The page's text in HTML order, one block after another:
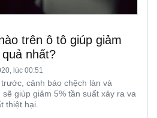
trên ô tô giúp giảm
nhất?
lúc 00:51
cảnh báo chệch làn và
giúp giảm 5% tần suất xảy ra va
thiệt hại.